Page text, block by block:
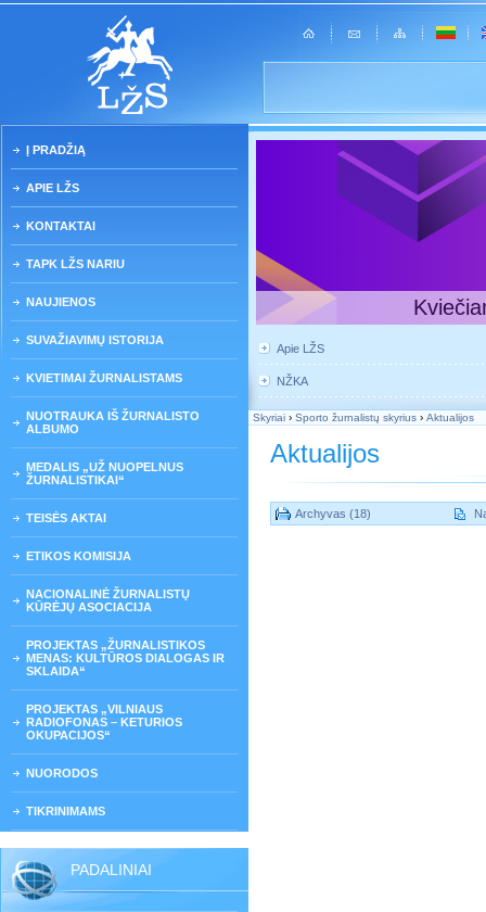
Į PRADŽIĄ
APIE LŽS
KONTAKTAI
TAPK LŽS NARIU
NAUJIENOS
SUVAŽIAVIMŲ ISTORIJA
KVIETIMAI ŽURNALISTAMS
NUOTRAUKA IŠ ŽURNALISTO
ALBUMO
MEDALIS „UŽ NUOPELNUS
ŽURNALISTIKAI“
TEISĖS AKTAI
ETIKOS KOMISIJA
NACIONALINĖ ŽURNALISTŲ
KŪRĖJŲ ASOCIACIJA
PROJEKTAS „ŽURNALISTIKOS
MENAS: KULTŪROS DIALOGAS IR
SKLAIDA“
PROJEKTAS „VILNIAUS
RADIOFONAS – KETURIOS
OKUPACIJOS“
NUORODOS
TIKRINIMAMS
PADALINIAI
Apie LŽS
NŽKA
Skyriai › Sporto žurnalistų skyrius › Aktualijos
Aktualijos
Archyvas (18)